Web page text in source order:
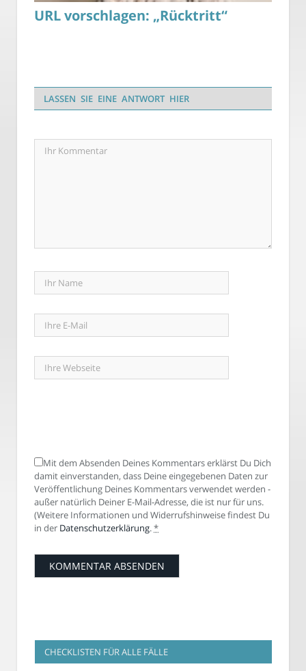
URL vorschlagen: „Rücktritt“
LASSEN SIE EINE ANTWORT HIER
Mit dem Absenden Deines Kommentars erklärst Du Dich
damit einverstanden, dass Deine eingegebenen Daten zur
Veröffentlichung Deines Kommentars verwendet werden -
außer natürlich Deiner E-Mail-Adresse, die ist nur für uns.
(Weitere Informationen und Widerrufshinweise findest Du
in der Datenschutzerklärung.*
CHECKLISTEN FÜR ALLE FÄLLE